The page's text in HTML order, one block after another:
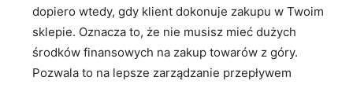
dopiero wtedy, gdy klient dokonuje zakupu w Twoim
sklepie. Oznacza to, że nie musisz mieć dużych
środków finansowych na zakup towarów z góry.
Pozwala to na lepsze zarządzanie przepływem